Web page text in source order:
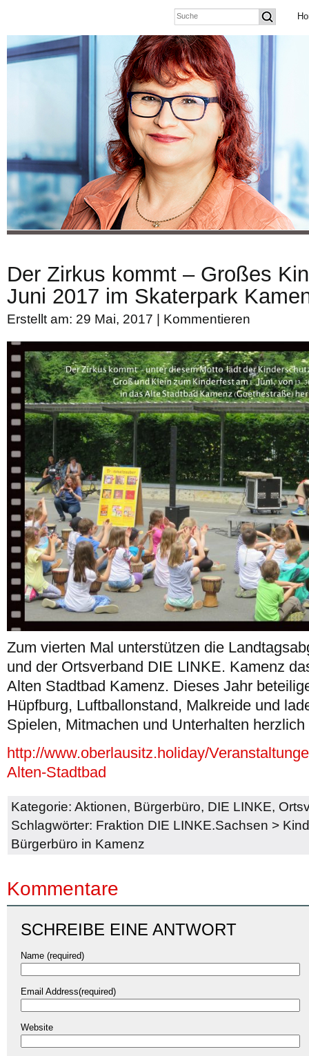
Der Zirkus kommt – Großes
Juni 2017 im Skaterpark
Erstellt am: 29 Mai, 2017 | Kommentieren
Zum vierten Mal unterstützen die
und der Ortsverband DIE LINKE. Kamenz
Alten Stadtbad Kamenz. Dieses Jahr
Hüpfburg, Luftballonstand, Malkreide und
Spielen, Mitmachen und Unterhalten herzlich
http://www.oberlausitz.holiday/
Alten-Stadtbad
Kategorie: Aktionen, Bürgerbüro, DIE LINKE,
Schlagwörter: Fraktion DIE LINKE.Sachsen >
Bürgerbüro in Kamenz
Kommentare
SCHREIBE EINE ANTWORT
Name (required)
Email Address(required)
Website